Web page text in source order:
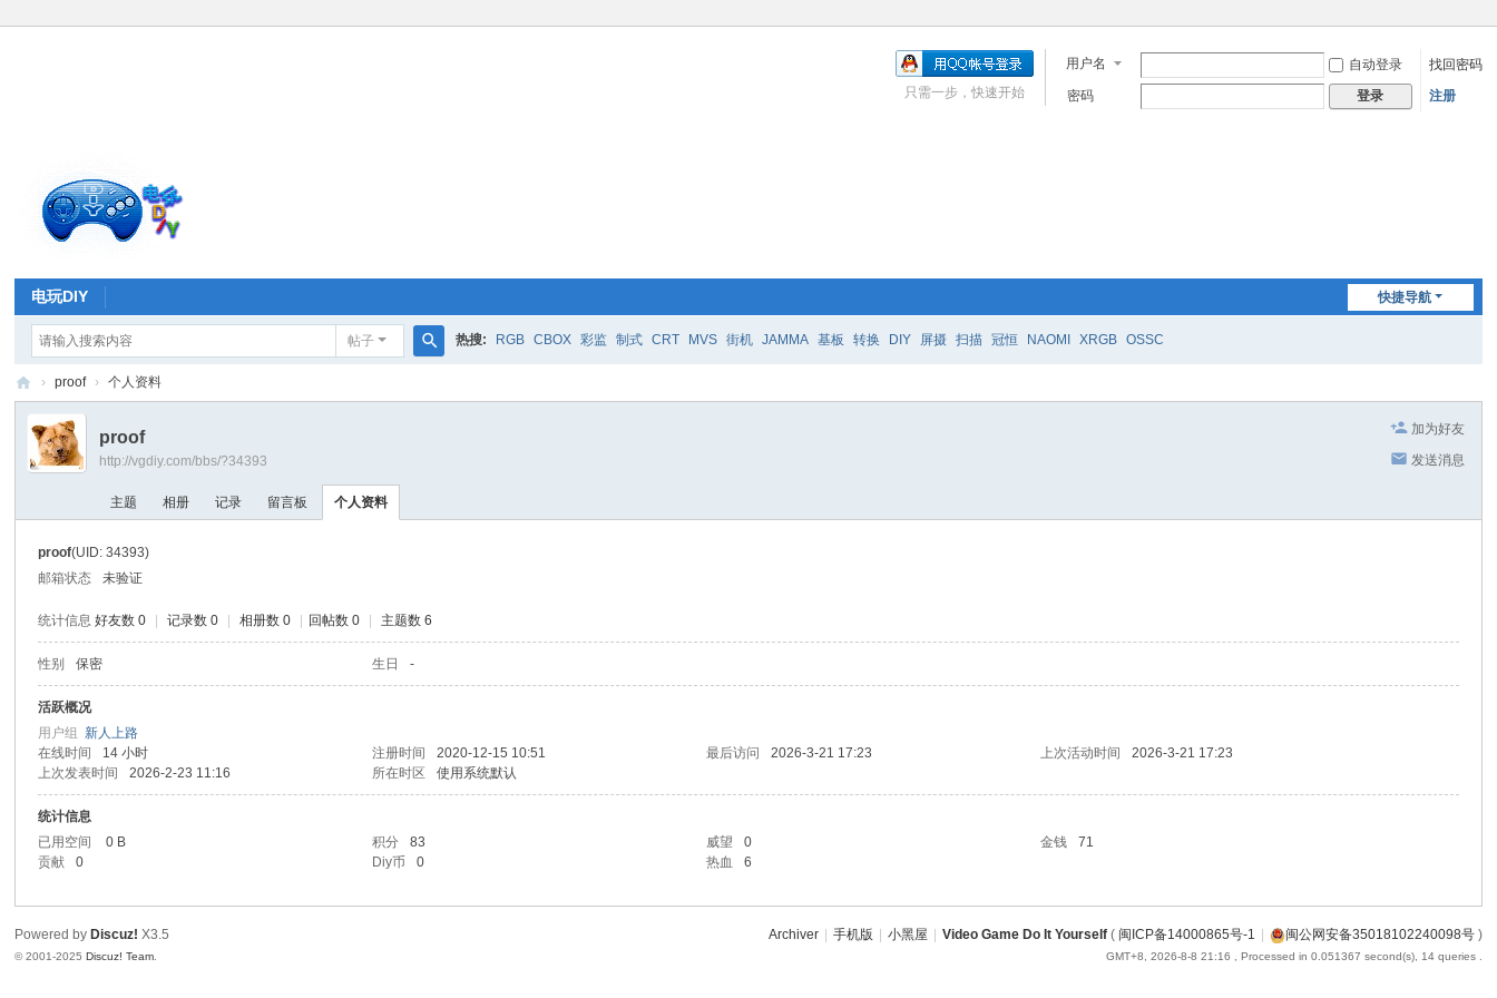
用户名 自动登录
找回密码
密码
登录 注册
只需一步，快速开始
快捷导航
电玩DIY
帖子
索
热搜: RGB CBOX 彩监 制式 CRT MVS 街机 JAMMA 基板 转换 DIY 屏摄 扫描 冠恒 NAOMI XRGB OSSC
电
a
m
› proof › 个人资料
加为好友
发送消息
proof
http://vgdiy.com/bbs/?34393
主题 相册 记录 留言板 个人资料
proof(UID: 34393)
邮箱状态
未验证
统计信息 好友数 0 记录数 0 相册数 0 回帖数 0 主题数 6
性别 保密 生日 -
活跃概况
用户组新人上路
在线时间
14 小时 注册时间 2020-12-15 10:51 最后访问 2026-3-21 17:23 上次活动时间
2026-3-21 17:23
上次发表时间
2026-2-23 11:16 所在时区 使用系统默认
统计信息
已用空间
0 B 积分 83 威望 0 金钱
71
贡献
0 Diy币 0 热血 6
Archiver 手机版 小黑屋 Video Game Do It Yourself( 闽ICP备14000865号-1 闽公网安备35018102240098号)
GMT+8, 2026-8-8 21:16 , Processed in 0.051367 second(s), 14 queries .
Powered by Discuz! X3.5
© 2001-2025Discuz! Team